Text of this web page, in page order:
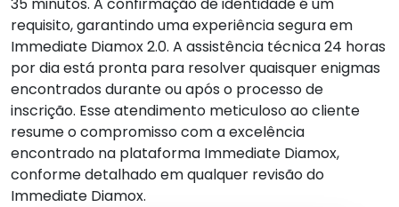
requisito, garantindo uma experiência segura em
Immediate Diamox 2.0. A assistência técnica 24 horas
por dia está pronta para resolver quaisquer enigmas
encontrados durante ou após o processo de
inscrição. Esse atendimento meticuloso ao cliente
resume o compromisso com a excelência
encontrado na plataforma Immediate Diamox,
conforme detalhado em qualquer revisão do
Immediate Diamox.